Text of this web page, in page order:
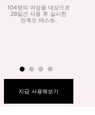
104명의 여성을 대상으로
28일간 사용 후 실시한
만족도 테스트.
지금 사용해보기